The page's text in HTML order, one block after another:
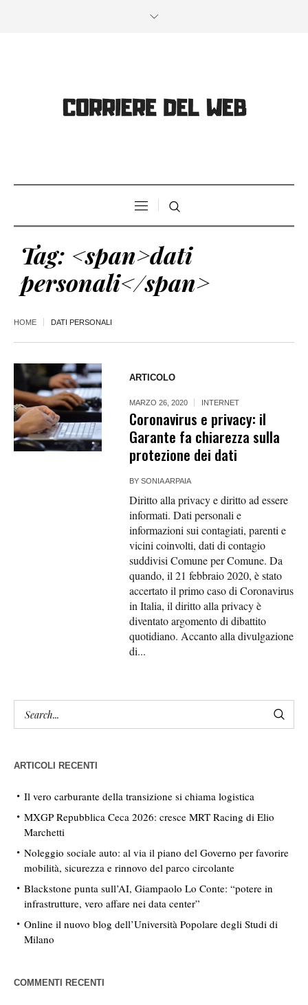
Tag: <span>dati
personali</span>
HOME DATI PERSONALI
ARTICOLO
MARZO 26, 2020 INTERNET
Coronavirus e privacy: il
Garante fa chiarezza sulla
protezione dei dati
BYSONIA ARPAIA
Diritto alla privacy e diritto ad essere
informati. Dati personali e
informazioni sui contagiati, parenti e
vicini coinvolti, dati di contagio
suddivisi Comune per Comune. Da
quando, il 21 febbraio 2020, è stato
accertato il primo caso di Coronavirus
in Italia, il diritto alla privacy è
diventato argomento di dibattito
quotidiano. Accanto alla divulgazione
di...
ARTICOLI RECENTI
Il vero carburante della transizione si chiama logistica
MXGP Repubblica Ceca 2026: cresce MRT Racing di Elio
Marchetti
Noleggio sociale auto: al via il piano del Governo per favorire
mobilità, sicurezza e rinnovo del parco circolante
Blackstone punta sull’AI, Giampaolo Lo Conte: “potere in
infrastrutture, vero affare nei data center”
Online il nuovo blog dell’Università Popolare degli Studi di
Milano
COMMENTI RECENTI